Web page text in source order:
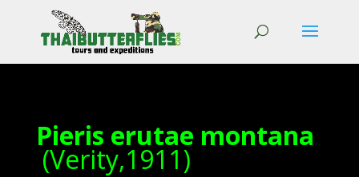
Pieris erutae montana
(Verity,1911)